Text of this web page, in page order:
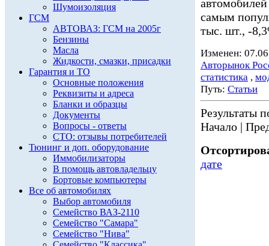
Шумоизоляция
ГСМ
АВТОВАЗ: ГСМ на 2005г
Бензины
Масла
Жидкости, смазки, присадки
Гарантия и ТО
Основные положения
Реквизиты и адреса
Бланки и образцы
Документы
Вопросы - ответы
СТО: отзывы потребителей
Тюнинг и доп. оборудование
Иммобилизаторы
В помощь автовладельцу
Бортовые компьютеры
Все об автомобилях
Выбор автомобиля
Семейство ВАЗ-2110
Семейство "Самара"
Семейство "Нива"
самым
тыс. шт., -
Изменен:
Авторынок
статистика ,
Путь: Статьи
Результаты
Начало |
дате